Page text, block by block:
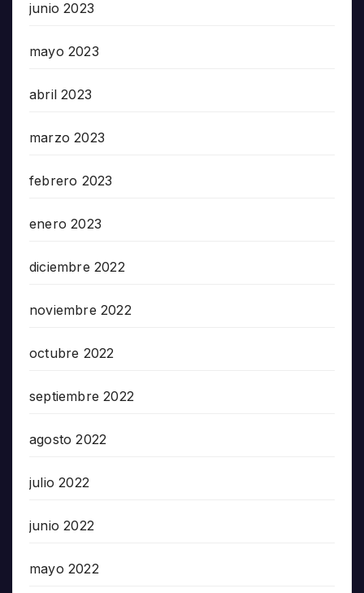
junio 2023
mayo 2023
abril 2023
marzo 2023
febrero 2023
enero 2023
diciembre 2022
noviembre 2022
octubre 2022
septiembre 2022
agosto 2022
julio 2022
junio 2022
mayo 2022